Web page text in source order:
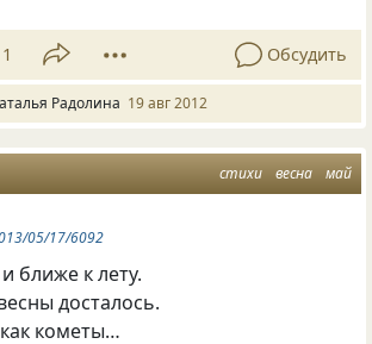
Обсудить
Радолина 19 авг 2012
стихи весна май
05/17/6092
ближе к лету.
досталось.
кометы…